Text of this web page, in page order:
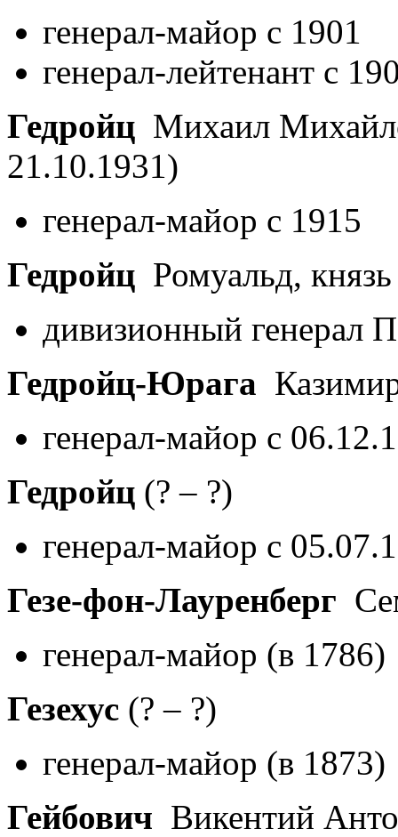
генерал-майор с 1901
генерал-лейтенант с
Гедройц Михаил
21.10.1931)
генерал-майор с 1915
Гедройц Ромуальд,
дивизионный генерал
Гедройц-Юрага
генерал-майор с
Гедройц (? – ?)
генерал-майор с
Гезе-фон-Лауренберг
генерал-майор (в 1786)
Гезехус (? – ?)
генерал-майор (в 1873)
Гейбович Викентий